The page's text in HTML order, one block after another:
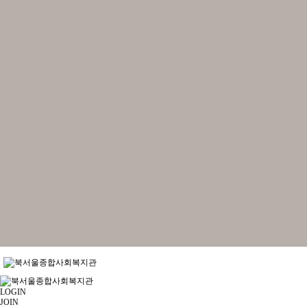
LOGIN
JOIN